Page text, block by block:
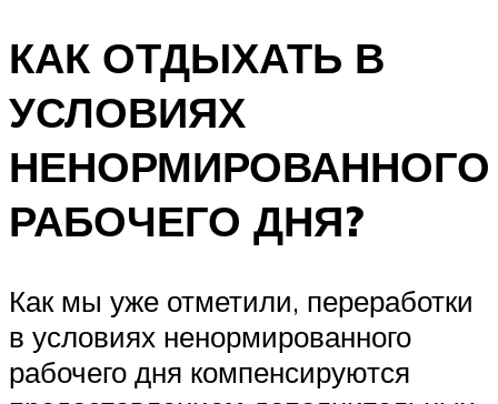
КАК ОТДЫХАТЬ В
УСЛОВИЯХ
НЕНОРМИРОВАННОГО
РАБОЧЕГО ДНЯ?
Как мы уже отметили, переработки
в условиях ненормированного
рабочего дня компенсируются